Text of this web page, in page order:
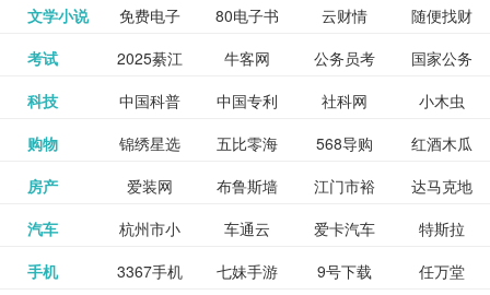
和看过的
电影电视
剧，顺便
打分、写
询
- 站长之家
具箱-设计
师必备设
辅助神器
业的游戏
动画特效
创业项目
资源分享
一个简单
且纯粹的
网站
线报酷 -
专注线报
活动
更多>>
文学小说 免费电子
书下载
网,txt小说
完结txt小
80电子书
_八零电子
书_80txt_
云财情 随便找财
经网
钱如故 更多>>
考试 2025綦江
区中考志
愿填报系
牛客网 公务员考
试-中公教
育网
国家公务
员局
公务员考
试信息网
更多>>
科技 中国科普
博览
中国专利
信息网
社科网
小木虫
中国科学
院
更多>>
购物 锦绣星选
海淘
五比零海
淘网
568导购
网
红酒木瓜
靓汤官网
淘宝 更多>>
房产 爱装网 布鲁斯墙
纸
江门市裕
华墙纸
达马克地
产
格莱美墙
纸
更多>>
汽车 杭州市小
客车总量
车通云 爱卡汽车
导购
特斯拉
百度有驾
更多>>
手机 3367手机 七妹手游 9号下载
任万堂